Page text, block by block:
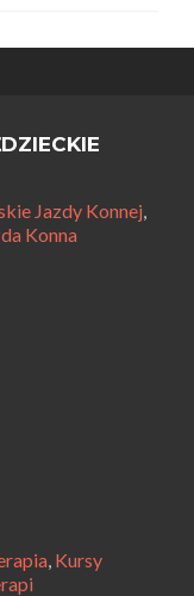
Jazdy Konnej,
Konna
, Kursy